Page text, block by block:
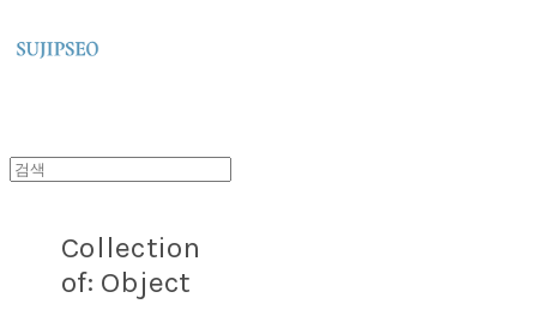
Collection
of: Object